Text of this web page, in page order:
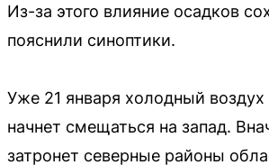
Из-за этого влияние осадков
пояснили синоптики.
Уже 21 января холодный
начнет смещаться на запад.
затронет северные районы